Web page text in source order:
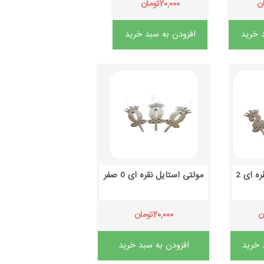
خرید
۲۰,۰۰۰تومان
افزودن به سبد خرید
ای 2
خرید
مولتی استایل نقره ای 0 صفر
۲۰,۰۰۰تومان
افزودن به سبد خرید